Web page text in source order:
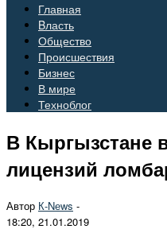
Главная
Bласть
Общество
Происшествия
Бизнес
В мире
Техноблог
В Кыргызстане
лицензий
Автор К-Nеws -
18:20, 21.01.2019